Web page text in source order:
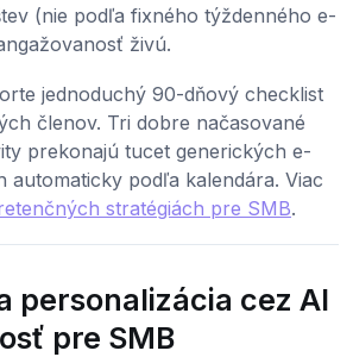
(nie podľa fixného týždenného e-
živú.
jednoduchý 90-dňový checklist
členov. Tri dobre načasované
prekonajú tucet generických e-
automaticky podľa kalendára. Viac
stratégiách pre SMB.
personalizácia cez AI
pre SMB